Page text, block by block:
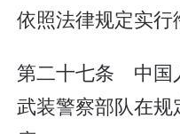
依照法律规定实行
第二十七条 中国
武装警察部队在